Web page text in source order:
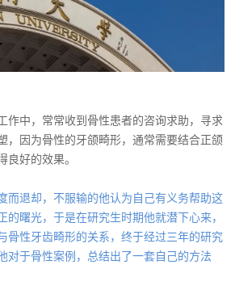
作中，常常收到骨性患者的咨询求助，寻求
，因为骨性的牙颌畸形，通常需要结合正颌
良好的效果。
而退却，不服输的他认为自己有义务帮助这
的曙光，于是在研究生时期他就潜下心来，
骨性牙齿畸形的关系，终于经过三年的研究
对于骨性案例，总结出了一套自己的方法